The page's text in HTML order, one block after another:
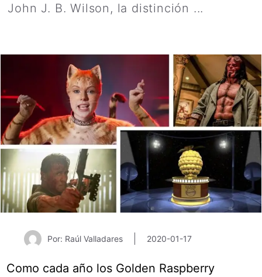
John J. B. Wilson, la distinción ...
Por: Raúl Valladares 2020-01-17
Como cada año los Golden Raspberry